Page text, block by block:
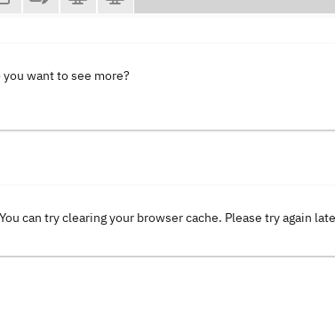
you want to see more?
can try clearing your browser cache. Please try again